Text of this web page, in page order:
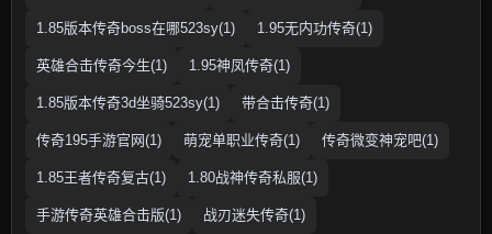
1.85版本传奇boss在哪523sy(1) 1.95无内功传奇(1)
英雄合击传奇今生(1) 1.95神凤传奇(1)
1.85版本传奇3d坐骑523sy(1) 带合击传奇(1)
传奇195手游官网(1) 萌宠单职业传奇(1) 传奇微变神宠吧(1)
1.85王者传奇复古(1) 1.80战神传奇私服(1)
手游传奇英雄合击版(1) 战刃迷失传奇(1)